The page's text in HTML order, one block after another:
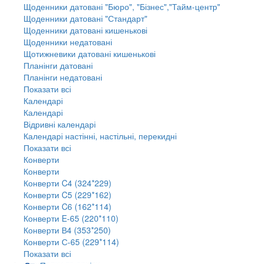
Щоденники датовані "Бюро", "Бізнес","Тайм-центр"
Щоденники датовані "Стандарт"
Щоденники датовані кишенькові
Щоденники недатовані
Щотижневики датовані кишенькові
Планінги датовані
Планінги недатовані
Показати всі
Календарі
Календарі
Відривні календарі
Календарі настінні, настільні, перекидні
Показати всі
Конверти
Конверти
Конверти C4 (324*229)
Конверти C5 (229*162)
Конверти C6 (162*114)
Конверти E-65 (220*110)
Конверти В4 (353*250)
Конверти С-65 (229*114)
Показати всі